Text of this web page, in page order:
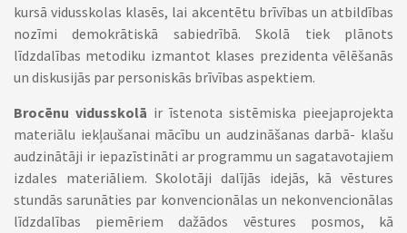
kursā vidusskolas klasēs, lai akcentētu brīvības un atbildības
nozīmi demokrātiskā sabiedrībā. Skolā tiek plānots
līdzdalības metodiku izmantot klases prezidenta vēlēšanās
un diskusijās par personiskās brīvības aspektiem.
Brocēnu vidusskolā ir īstenota sistēmiska pieejaprojekta
materiālu iekļaušanai mācību un audzināšanas darbā- klašu
audzinātāji ir iepazīstināti ar programmu un sagatavotajiem
izdales materiāliem. Skolotāji dalījās idejās, kā vēstures
stundās sarunāties par konvencionālas un nekonvencionālas
līdzdalības piemēriem dažādos vēstures posmos, kā